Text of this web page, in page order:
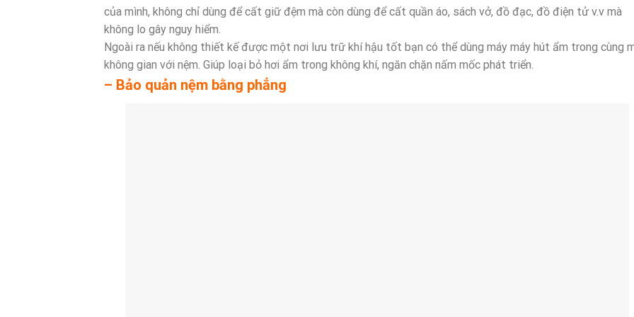
của mình, không chỉ dùng để cất giữ đệm mà còn dùng để cất quần áo, sách vở, đồ đạc, đồ điện tử v.v mà
không lo gây nguy hiểm.
Ngoài ra nếu không thiết kế được một nơi lưu trữ khí hậu tốt bạn có thể dùng máy máy hút ẩm trong cùng
không gian với nệm. Giúp loại bỏ hơi ẩm trong không khí, ngăn chặn nấm mốc phát triển.
– Bảo quản nệm bằng phẳng